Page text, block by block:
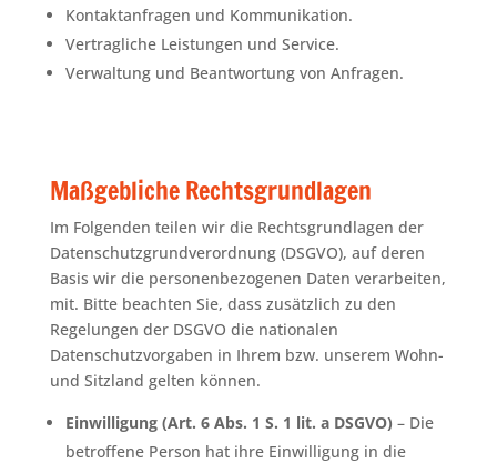
Kontaktanfragen und Kommunikation.
Vertragliche Leistungen und Service.
Verwaltung und Beantwortung von Anfragen.
Maßgebliche Rechtsgrundlagen
Im Folgenden teilen wir die Rechtsgrundlagen der
Datenschutzgrundverordnung (DSGVO), auf deren
Basis wir die personenbezogenen Daten verarbeiten,
mit. Bitte beachten Sie, dass zusätzlich zu den
Regelungen der DSGVO die nationalen
Datenschutzvorgaben in Ihrem bzw. unserem Wohn-
und Sitzland gelten können.
Einwilligung (Art. 6 Abs. 1 S. 1 lit. a DSGVO) – Die
betroffene Person hat ihre Einwilligung in die